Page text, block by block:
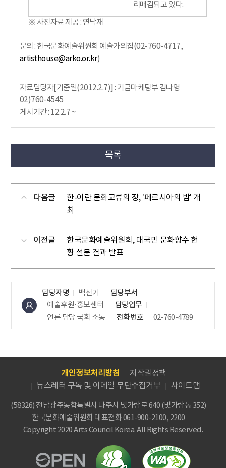
리매김되고 있다.
※ 사진자료 제공 : 연낙재
문의 : 한국문화예술위원회 예술가의집(02-760-4717,
artisthouse@arko.or.kr)
자료담당자[기준일(2012.2.7)] : 기금마케팅부 김나영
02)760-4545
게시기간 : 12.2.7 ~
목록
다음글
한-이란 문화교류의 장, '페르시아의 밤' 개
최
이전글
한국문화예술위원회, 대국민 문화향수 현
황 설문 결과 발표
담당자명 백선기
담당부서
예술후원·홍보센터
담당업무
언론 담당국회 소통 전화번호 02-760-4789
개인정보처리방침
저작권정책
뉴스레터 구독 및 이메일 무단수집거부
사이트맵
(58326) 전남광주통합특별시 나주시 빛가람로 640 (빛가람동 352)
한국문화예술위원회 대표전화 061-900-2100, 2200
Copyright 2020 Arts Council Korea. All Rights Reserved.